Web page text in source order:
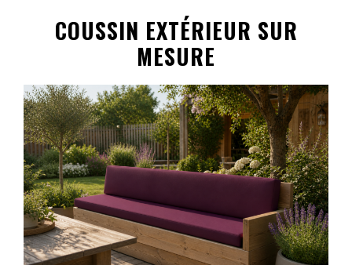
COUSSIN EXTÉRIEUR SUR
MESURE